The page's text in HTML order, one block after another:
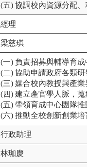
(五) 協調校內資源分配、
經理
梁慈琪
(一) 負責招募與輔導育
(二) 協助申請政府各類
(三) 媒合校內教授與產
(四) 建立產官學人脈，
(五) 帶領育成中心團隊
(六) 推動全校創新創業
行政助理
林珈慶